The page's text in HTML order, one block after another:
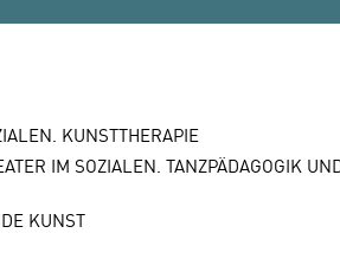
KUNSTTHERAPIE
IM SOZIALEN. TANZPÄDAGOGIK
KUNST